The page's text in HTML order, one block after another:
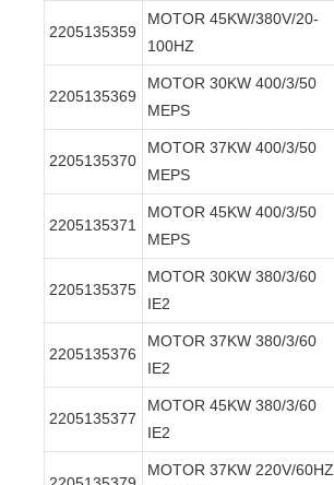
2205135359
MOTOR 45KW/380V/20-
100HZ
2205135369
MOTOR 30KW 400/3/50
MEPS
2205135370
MOTOR 37KW 400/3/50
MEPS
2205135371
MOTOR 45KW 400/3/50
MEPS
2205135375
MOTOR 30KW 380/3/60
IE2
2205135376
MOTOR 37KW 380/3/60
IE2
2205135377
MOTOR 45KW 380/3/60
IE2
MOTOR 37KW 220V/60HZ